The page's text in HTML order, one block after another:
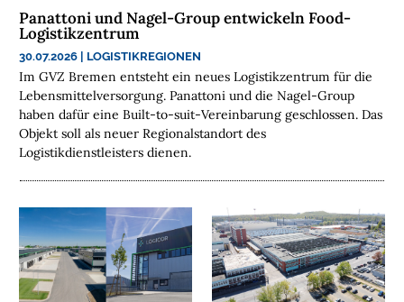
A
C
H
H
A
L
T
I
E
I
T
U
Panattoni und Nagel-Group entwickeln Food-
Logistikzentrum
30.07.2026 LOGISTIKREGIONEN
Im GVZ Bremen entsteht ein neues Logistikzentrum für die
Lebensmittelversorgung. Panattoni und die Nagel-Group
haben dafür eine Built-to-suit-Vereinbarung geschlossen. Das
Objekt soll als neuer Regionalstandort des
Logistikdienstleisters dienen.